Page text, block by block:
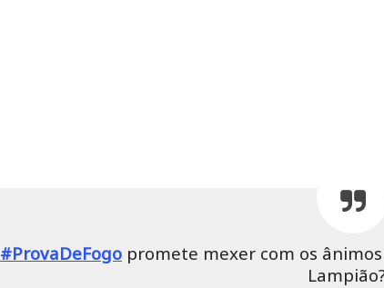
#ProvaDeFogopromete mexer com os ânimos